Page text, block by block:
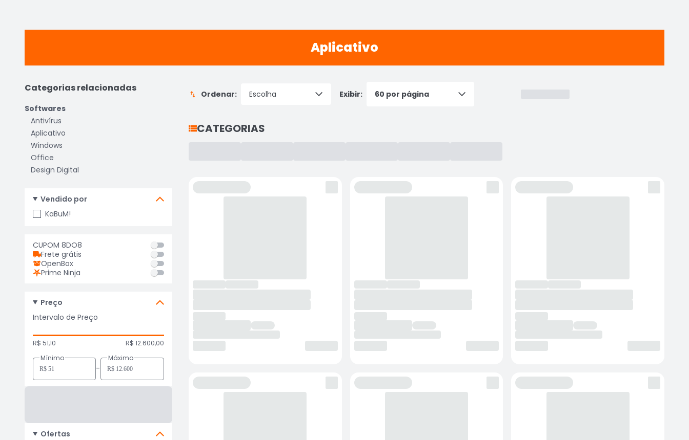
Aplicativo
Categorias relacionadas
Softwares
Antivírus
Aplicativo
Windows
Office
Design Digital
Vendido por
KaBuM!
CUPOM 8DO8
Frete grátis
OpenBox
Prime Ninja
Preço
Intervalo de Preço
R$ 51,10
R$ 12.600,00
Mínimo
-
Máximo
Ofertas
Ordenar: Exibir:
CATEGORIAS